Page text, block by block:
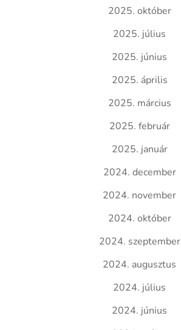
2025. október
2025. július
2025. június
2025. április
2025. március
2025. február
2025. január
2024. december
2024. november
2024. október
2024. szeptember
2024. augusztus
2024. július
2024. június